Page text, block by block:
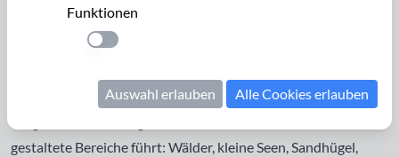
zurzeit ungefähr 350m tief. Ein Teil des Abraums wurde und
wird zu einem künstlichen Berg von ca 200m Höhe
Sophienhöhe. Auf der Sophienhöhe gibt es ein gut
gestaltete Bereiche führt: Wälder, kleine Seen, Sandhügel,
Funktionen
Einstellung anwenden
Auswahl erlauben Alle Cookies erlauben